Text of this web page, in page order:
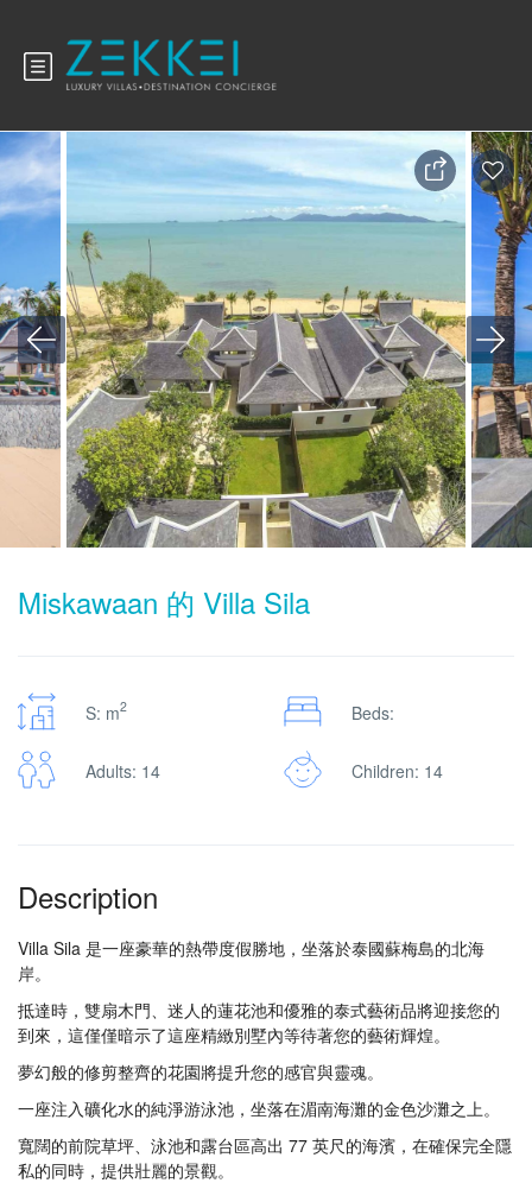
Miskawaan 的 Villa Sila
S: m2 Beds:
Adults: 14 Children: 14
Description
Villa Sila 是一座豪華的熱帶度假勝地，坐落於泰國蘇梅島的北海
岸。
抵達時，雙扇木門、迷人的蓮花池和優雅的泰式藝術品將迎接您的
到來，這僅僅暗示了這座精緻別墅內等待著您的藝術輝煌。
夢幻般的修剪整齊的花園將提升您的感官與靈魂。
一座注入礦化水的純淨游泳池，坐落在湄南海灘的金色沙灘之上。
寬闊的前院草坪、泳池和露台區高出 77 英尺的海濱，在確保完全隱
私的同時，提供壯麗的景觀。